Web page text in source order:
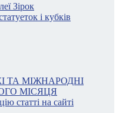
Зірок
і кубків
ТА МІЖНАРОДНІ
МІСЯЦЯ
статті на сайті